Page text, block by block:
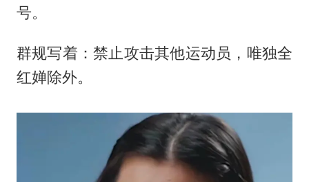
号。
群规写着：禁止攻击其他运动员，唯独全
红婵除外。